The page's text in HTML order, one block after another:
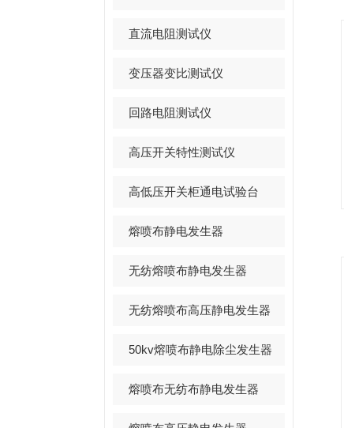
直流电阻测试仪
变压器变比测试仪
回路电阻测试仪
高压开关特性测试仪
高低压开关柜通电试验台
熔喷布静电发生器
无纺熔喷布静电发生器
无纺熔喷布高压静电发生器
50kv熔喷布静电除尘发生器
熔喷布无纺布静电发生器